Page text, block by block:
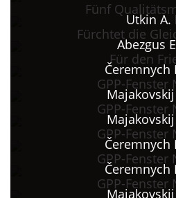
Fünf
Utkin A.
Fürchtet die
Abezgus
Für den
Čeremnych
GPP-Fenster
GPP-Fenster
Majakovskij
GPP-Fenster
Čeremnych
GPP-Fenster
Čeremnych
GPP-Fenster